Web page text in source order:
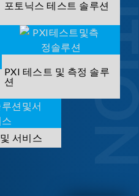
포토닉스 테스트 솔루션
PXI 테스트 및 측정 솔루
션
서비스